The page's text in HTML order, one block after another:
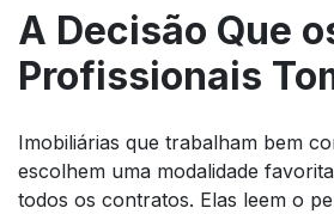
A Decisão Que
Profissionais
Imobiliárias que trabalham bem
escolhem uma modalidade
todos os contratos. Elas leem o